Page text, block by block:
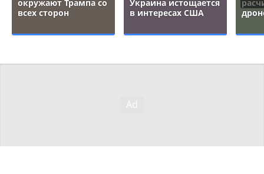
окружают Трампа со
всех сторон
Украина истощается
в интересах США